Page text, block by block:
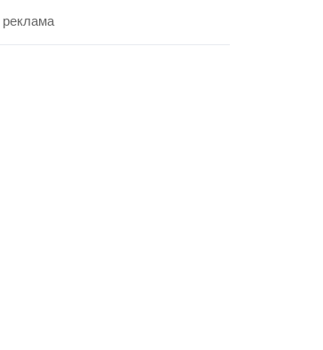
реклама